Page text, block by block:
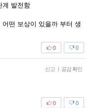
계 발전함
떤 보상이 있을까 부터 생
0
0
신고 | 공감 확인
0
0